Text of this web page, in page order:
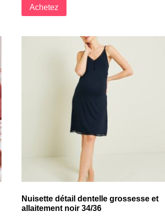
Achetez
Nuisette détail dentelle grossesse et
allaitement noir 34/36